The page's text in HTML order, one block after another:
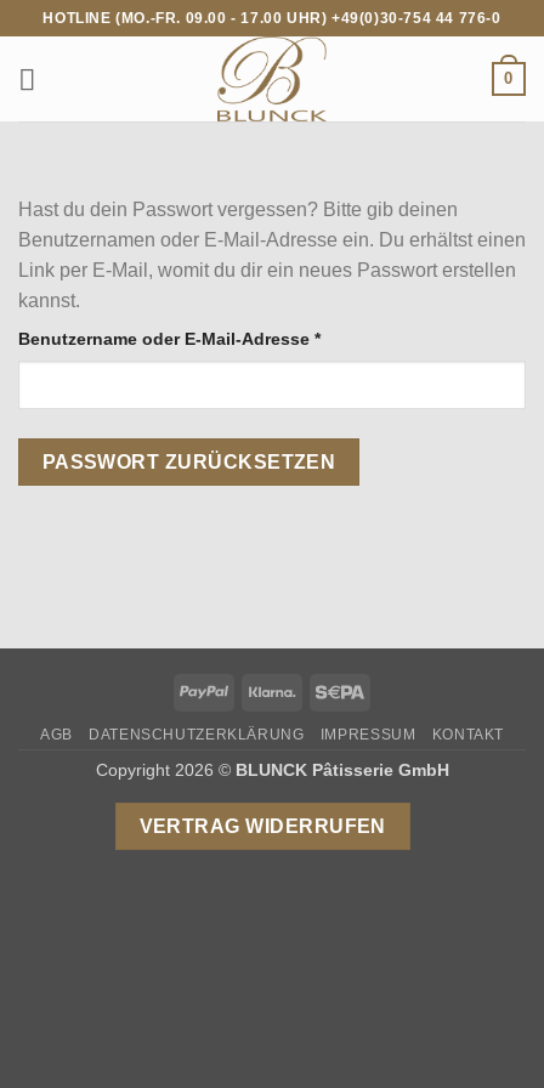
springen
HOTLINE (MO.-FR. 09.00 - 17.00 UHR) +49(0)30-754 44 776-0
0
Hast du dein Passwort vergessen? Bitte gib deinen
Benutzernamen oder E-Mail-Adresse ein. Du erhältst einen
Link per E-Mail, womit du dir ein neues Passwort erstellen
kannst.
Benutzername oder E-Mail-Adresse *Erforderlich
PASSWORT ZURÜCKSETZEN
PayPal Klarna
AGB DATENSCHUTZERKLÄRUNG IMPRESSUM KONTAKT
Copyright 2026 © BLUNCK Pâtisserie GmbH
VERTRAG WIDERRUFEN